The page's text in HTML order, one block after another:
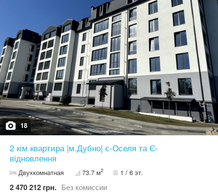
18
2 кім квартира |м.Дубно| є-Оселя та Є-
відновлення
Двухкомнатная 73.7 м2 1 / 6 эт.
2 470 212 грн. Без комиссии